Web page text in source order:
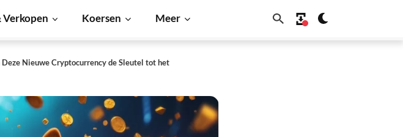
Verkopen Koersen Meer
Nieuwe Cryptocurrency de Sleutel tot het